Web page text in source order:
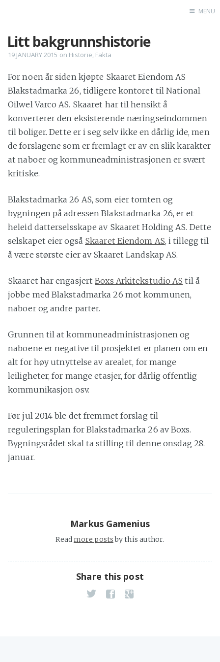
MENU
Litt bakgrunnshistorie
19 JANUARY 2015 on Historie, Fakta
For noen år siden kjøpte Skaaret Eiendom AS
Blakstadmarka 26, tidligere kontoret til National
Oilwel Varco AS. Skaaret har til hensikt å
konverterer den eksisterende næringseindommen
til boliger. Dette er i seg selv ikke en dårlig ide, men
de forslagene som er fremlagt er av en slik karakter
at naboer og kommuneadministrasjonen er svært
kritiske.
Blakstadmarka 26 AS, som eier tomten og
bygningen på adressen Blakstadmarka 26, er et
heleid datterselsskape av Skaaret Holding AS. Dette
selskapet eier også Skaaret Eiendom AS, i tillegg til
å være største eier av Skaaret Landskap AS.
Skaaret har engasjertBoxs Arkitekstudio AS til å
jobbe med Blakstadmarka 26 mot kommunen,
naboer og andre parter.
Grunnen til at kommuneadministrasjonen og
naboene er negative til prosjektet er planen om en
alt for høy utnyttelse av arealet, for mange
leiligheter, for mange etasjer, for dårlig offentlig
kommunikasjon osv.
Før jul 2014 ble det fremmet forslag til
reguleringsplan for Blakstadmarka 26 av Boxs.
Bygningsrådet skal ta stilling til denne onsdag 28.
januar.
Markus Gamenius
Readmore postsby this author.
Share this post